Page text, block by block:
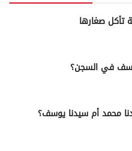
في السجن؟
محمد أم سيدنا يوسف؟